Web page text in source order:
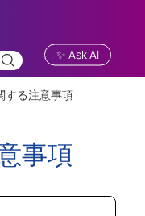
✨ Ask AI
する注意事項
事項